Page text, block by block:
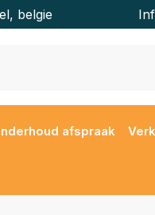
belgie
afspraak